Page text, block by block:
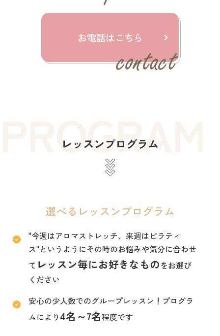
お電話はこちら
レッスンプログラム
PROGRAM
選べるレッスンプログラム
"今週はアロマストレッチ、来週はピラティ
ス"というようにその時のお悩みや気分に合わせ
て レッスン毎にお好きなものをお選び
ください
安心の少人数でのグループレッスン！プログラ
ムにより 4名～7名程度です